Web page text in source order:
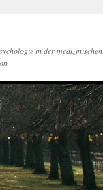
in der medizinischen